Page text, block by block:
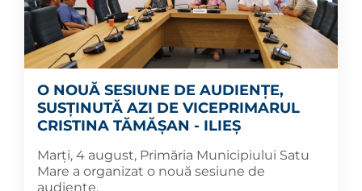
O NOUĂ SESIUNE DE AUDIENȚE,
SUSȚINUTĂ AZI DE VICEPRIMARUL
CRISTINA TĂMĂȘAN - ILIEȘ
Marți, 4 august, Primăria Municipiului Satu
Mare a organizat o nouă sesiune de
audiențe.